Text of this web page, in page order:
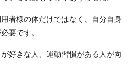
者様の体だけではなく、自分自身
要です。
好きな人、運動習慣がある人が向